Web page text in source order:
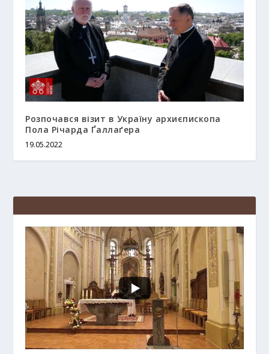
Розпочався візит в Україну архиєпископа
Пола Річарда Ґаллаґера
19.05.2022